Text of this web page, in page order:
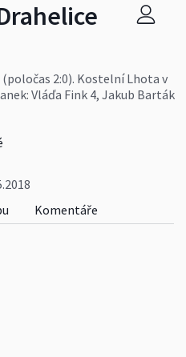
(poločas 2:0). Kostelní Lhota v
Vláďa Fink 4, Jakub Barták
Komentáře